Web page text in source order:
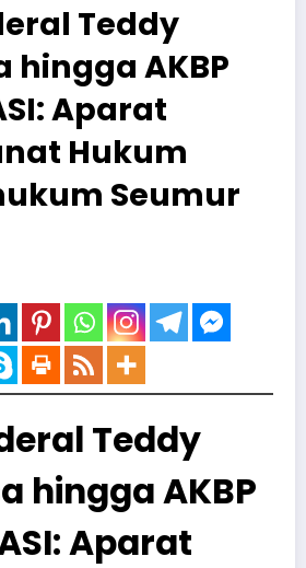
Teddy
hingga AKBP
Aparat
Hukum
Seumur
Teddy
hingga AKBP
Aparat